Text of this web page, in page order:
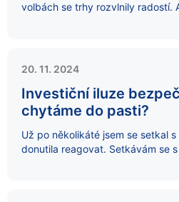
volbách se trhy rozvlnily radostí.
20. 11. 2024
Investiční iluze
chytáme do pasti?
Už po několikáté jsem se setkal
donutila reagovat. Setkávám se s